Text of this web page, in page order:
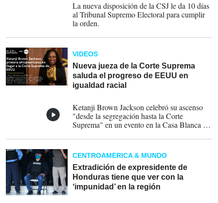
La nueva disposición de la CSJ le da 10 días
al Tribunal Supremo Electoral para cumplir
la orden.
VIDEOS
Nueva jueza de la Corte Suprema
saluda el progreso de EEUU en
igualdad racial
Ketanji Brown Jackson celebró su ascenso
"desde la segregación hasta la Corte
Suprema" en un evento en la Casa Blanca el
la primera mujer afroamericana nombrada
para el más alto cargo judicial del país.
CENTROAMÉRICA & MUNDO
Extradición de expresidente de
Honduras tiene que ver con la
‘impunidad’ en la región